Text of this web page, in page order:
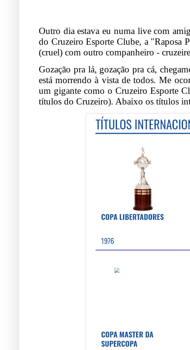
Outro dia estava eu numa live com
do Cruzeiro Esporte Clube, a "Raposa
(cruel) com outro companheiro -
Gozação pra lá, gozação pra cá,
está morrendo à vista de todos. Me
um gigante como o Cruzeiro Esporte
títulos do Cruzeiro). Abaixo os títulos